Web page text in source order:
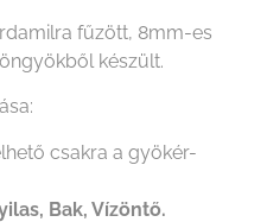
fűzött, 8mm-es
készült.
csakra a gyökér-
Bak, Vízöntő.